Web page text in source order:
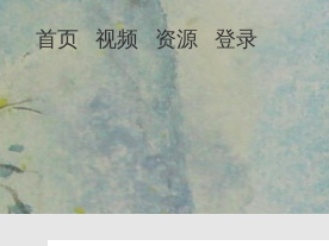
首页 视频 资源 登录